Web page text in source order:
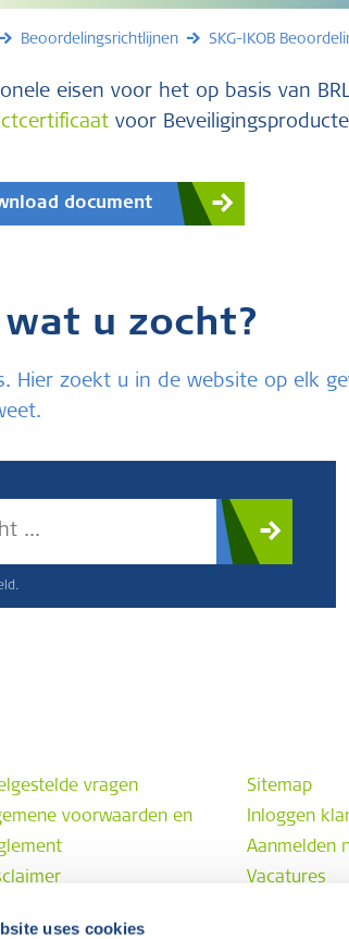
uses cookies
Beoordelingsrichtlijnen SKG-IKOB
eisen voor het op basis van
voor
document
u zocht?
Hier zoekt u in de website op elk
vragen
voorwaarden en
Sitemap
Inloggen
Aanmelden
Vacatures